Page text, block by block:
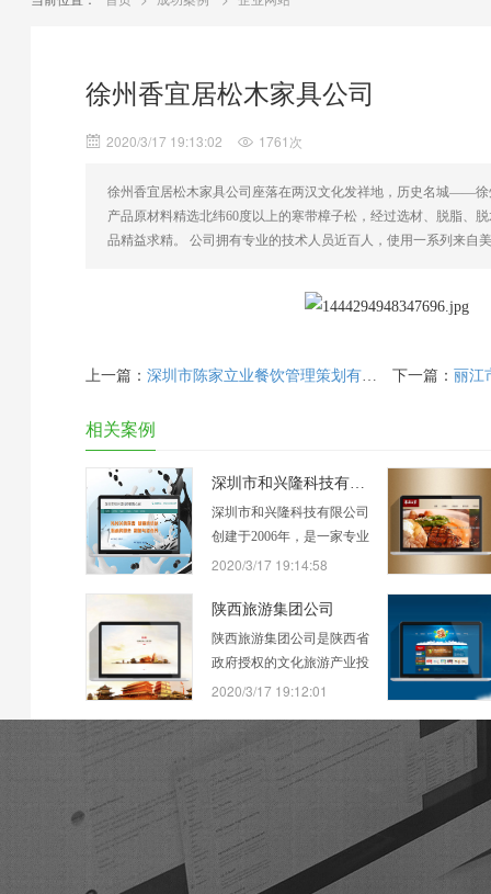
徐州香宜居松木家具公司
2020/3/17 19:13:02 1761次
徐州香宜居松木家具公司座落在两汉文化发祥地，历史名城——徐
产品原材料精选北纬60度以上的寒带樟子松，经过选材、脱脂、
品精益求精。 公司拥有专业的技术人员近百人，使用一系列来自
上一篇： 深圳市陈家立业餐饮管理策划有限公司 下一篇： 丽江
相关案例
深圳市和兴隆科技有限公司
深圳市和兴隆科技有限公司
创建于2006年，是一家专业
制造丝印铝框、专业拉网、
直销各种进口、国产丝印网
纱、刮胶、油墨及各种丝印
耗材。11年来，和兴隆科技
道与范围，致力于为国内用
户提供质量更…
2020/3/17 19:14:58
陕西旅游集团公司
陕西旅游集团公司是陕西省
政府授权的文化旅游产业投
资与资本运营机构，陕西省
企业集团，成立于1998年12
月28日。集团公司成立十四
年来，拥有全资子公 司、
控股公司及参股公司共24
家，形成了以景区运营管
理、城市旅游文化区
2020/3/17 19:12:01